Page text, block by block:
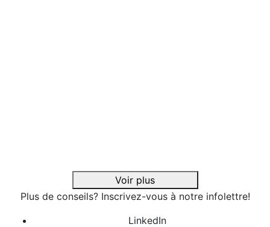
Voir plus
Plus de conseils? Inscrivez-vous à notre infolettre!
LinkedIn